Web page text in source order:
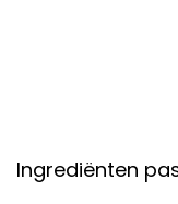
Ingrediënten